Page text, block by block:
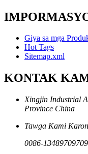
Giya sa mga
Hot Tags
Sitemap.xml
KONTAK
Xingjin Industrial
Province China
Tawga Kami
0086-13489709709